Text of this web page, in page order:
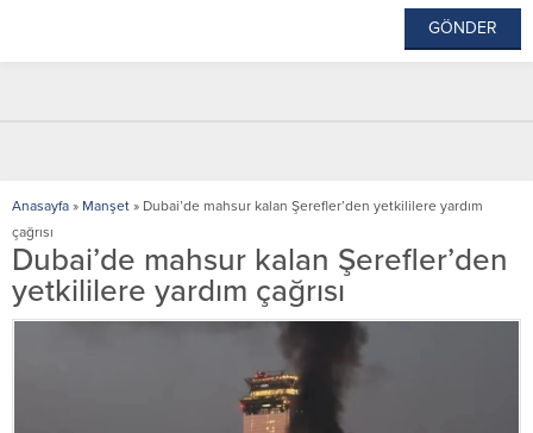
Anasayfa » Manşet » Dubai’de mahsur kalan Şerefler’den yetkililere yardım
çağrısı
Dubai’de mahsur kalan Şerefler’den
yetkililere yardım çağrısı